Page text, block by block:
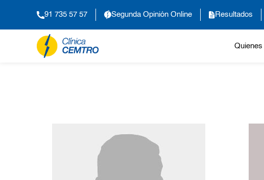
91 735 57 57 Segunda Opinión Online Resultados